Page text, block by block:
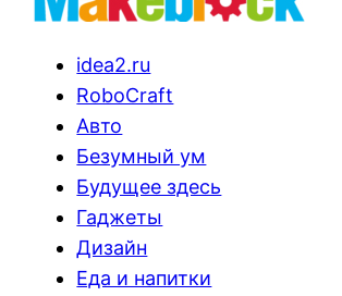
idea2.ru
RoboCraft
Авто
Безумный ум
Будущее здесь
Гаджеты
Дизайн
Еда и напитки